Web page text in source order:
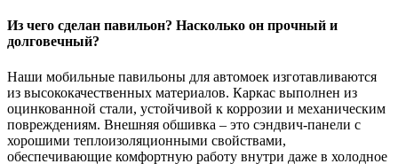
Из чего сделан павильон? Насколько он прочный и
долговечный?
Наши мобильные павильоны для автомоек изготавливаются
из высококачественных материалов. Каркас выполнен из
оцинкованной стали, устойчивой к коррозии и механическим
повреждениям. Внешняя обшивка – это сэндвич-панели с
хорошими теплоизоляционными свойствами,
обеспечивающие комфортную работу внутри даже в холодное